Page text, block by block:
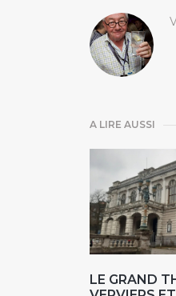
A LIRE AUSSI
LE GRAND